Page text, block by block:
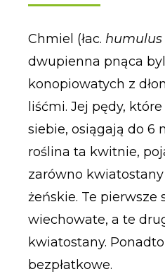
Chmiel (łac. humulus
dwupienna pnąca
konopiowatych z
liśćmi. Jej pędy,
siebie, osiągają do 6
roślina ta kwitnie,
zarówno
żeńskie. Te pierwsze
wiechowate, a te
kwiatostany.
bezpłatkowe.